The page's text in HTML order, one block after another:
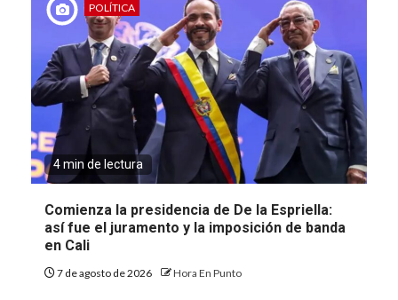
POLÍTICA
4 min de lectura
Comienza la presidencia de De la Espriella:
así fue el juramento y la imposición de banda
en Cali
7 de agosto de 2026 Hora En Punto